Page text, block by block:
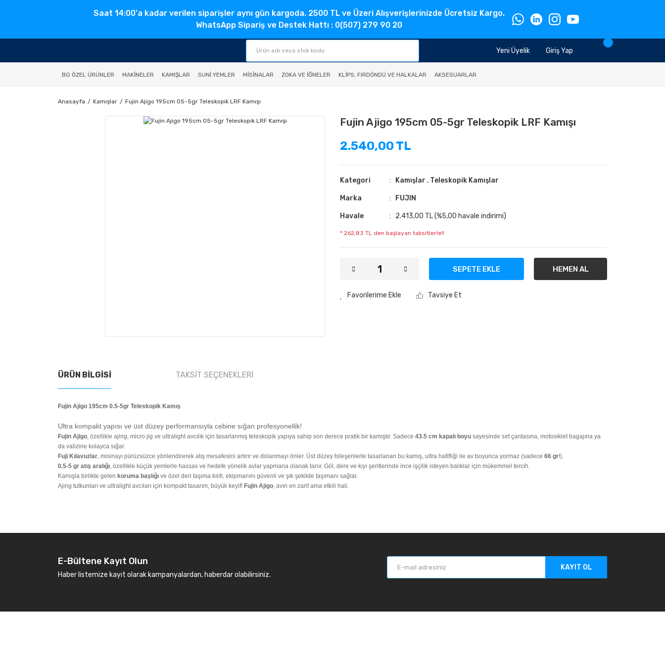
Saat 14:00'a kadar verilen siparişler aynı gün kargoda. 2500 TL ve Üzeri Alışverişlerinizde Ücretsiz Kargo.
WhatsApp Sipariş ve Destek Hattı : 0(507) 279 90 20
Giriş Yap
Yeni Üyelik
BG ÖZEL ÜRÜNLER MAKINELER KAMIŞLAR SUNI YEMLER MISINALAR ZOKA VE İĞNELER KLIPS, FIRDÖNDÜ VE HALKALAR AKSESUARLAR
Anasayfa Kamışlar Fujin Ajigo 195cm 05-5gr Teleskopik LRF Kamışı
Fujin Ajigo 195cm 05-5gr Teleskopik LRF Kamışı
2.540,00 TL
Kategori Kamışlar , Teleskopik Kamışlar
Marka FUJIN
Havale 2.413,00 TL (%5,00 havale indirimi)
* 262,83 TL den başlayan taksitlerle!!
SEPETE EKLE HEMEN AL
Tavsiye Et
ÜRÜN BILGISI TAKSIT SEÇENEKLERI
Fujin Ajigo 195cm 0.5-5gr Teleskopik Kamış
Ultra kompakt yapısı ve üst düzey performansıyla cebine sığan profesyonellik!
Fujin Ajigo, özellikle ajing, micro jig ve ultralight avcılık için tasarlanmış teleskopik yapıya sahip son derece pratik bir kamıştır. Sadece 43.5 cm kapalı boyu sayesinde sırt çantasına, motosiklet bagajına ya
da valizine kolayca sığar.
Fuji Kılavuzlar, misinayı pürüzsüzce yönlendirerek atış mesafesini artırır ve dolanmayı önler. Üst düzey bileşenlerle tasarlanan bu kamış, ultra hafifliği ile av boyunca yormaz (sadece 66 gr!).
0.5-5 gr atış aralığı, özellikle küçük yemlerle hassas ve hedefe yönelik avlar yapmana olanak tanır. Göl, dere ve kıyı şeritlerinde ince işçilik isteyen balıklar için mükemmel tercih.
Kamışla birlikte gelen koruma başlığı ve özel deri taşıma kılıfı, ekipmanını güvenli ve şık şekilde taşımanı sağlar.
Ajing tutkunları ve ultralight avcıları için kompakt tasarım, büyük keyif! Fujin Ajigo, avın en zarif ama etkili hali.
E-Bültene Kayıt Olun
Haber listemize kayıt olarak kampanyalardan, haberdar olabilirsiniz.
KAYIT OL